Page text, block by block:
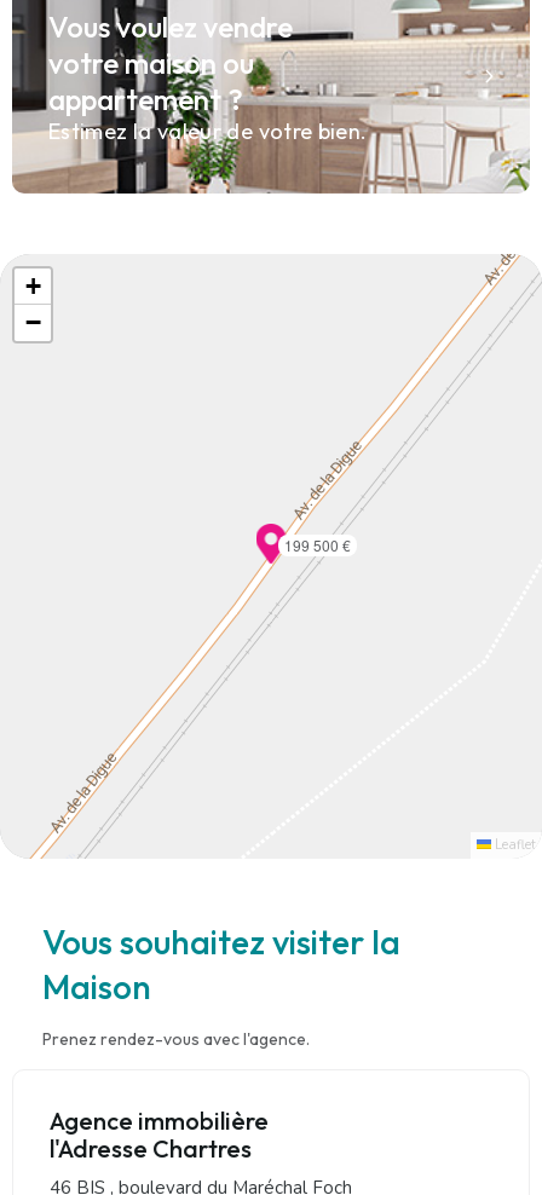
Vous voulez vendre
votre maison ou
appartement ?
Estimez la valeur de votre bien.
199 500 €
+
−
Leaflet
Vous souhaitez visiter la
Maison
Prenez rendez-vous avec l'agence.
Agence immobilière
l'Adresse Chartres
46 BIS , boulevard du Maréchal Foch